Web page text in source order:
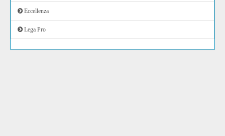
Eccellenza
Lega Pro